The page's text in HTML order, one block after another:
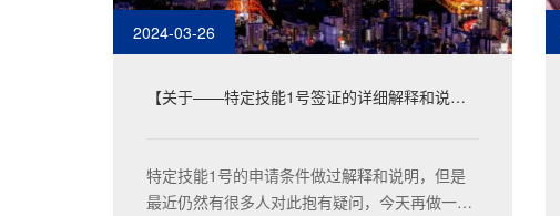
2024-03-26
【关于——特定技能1号签证的详细解释和说明
特定技能1号的申请条件做过解释和说明，但是
最近仍然有很多人对此抱有疑问，今天再做一次